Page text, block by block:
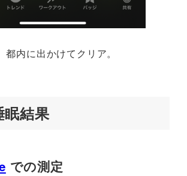
都内に出かけてクリア。
眠結果
での測定